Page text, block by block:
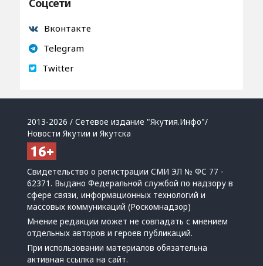
Соцсети
Вконтакте
Telegram
Twitter
2013-2026 / Сетевое издание "Якутия.Инфо"/
Новости Якутии и Якутска
Свидетельство о регистрации СМИ ЭЛ № ФС 77 -
62371. Выдано Федеральной службой по надзору в
сфере связи, информационных технологий и
массовых коммуникаций (Роскомнадзор)
Мнение редакции может не совпадать с мнением
отдельных авторов и героев публикаций.
При использовании материалов обязательна
активная ссылка на сайт.